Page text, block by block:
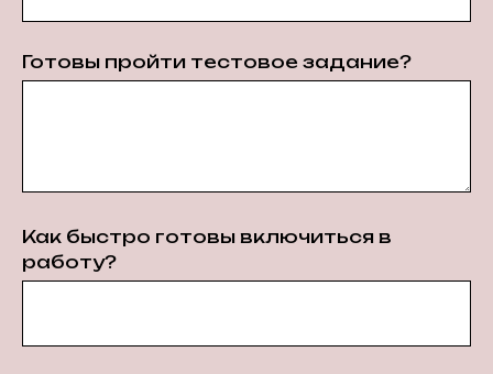
Готовы пройти тестовое задание?
Как быстро готовы включиться в
работу?